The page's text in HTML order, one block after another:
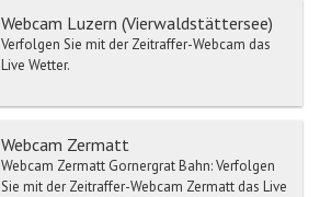
Webcam Luzern (Vierwaldstättersee)
Verfolgen Sie mit der Zeitraffer-Webcam das
Live Wetter.
Webcam Zermatt
Webcam Zermatt Gornergrat Bahn: Verfolgen
Sie mit der Zeitraffer-Webcam Zermatt das Live